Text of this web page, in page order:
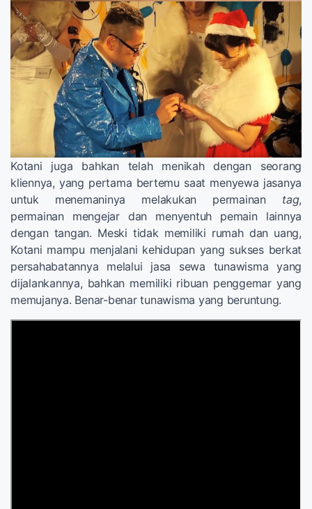
Kotani juga bahkan telah menikah dengan seorang
kliennya, yang pertama bertemu saat menyewa jasanya
untuk menemaninya melakukan permainan tag,
permainan mengejar dan menyentuh pemain lainnya
dengan tangan. Meski tidak memiliki rumah dan uang,
Kotani mampu menjalani kehidupan yang sukses berkat
persahabatannya melalui jasa sewa tunawisma yang
dijalankannya, bahkan memiliki ribuan penggemar yang
memujanya. Benar-benar tunawisma yang beruntung.